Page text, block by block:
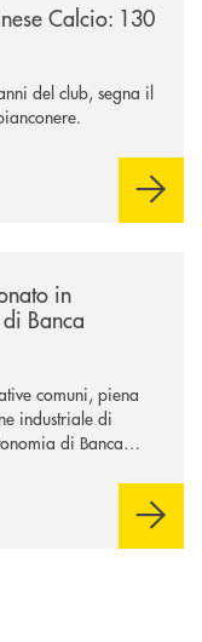
Calcio: 130
del club, segna il
in
Banca
comuni, piena
industriale di
di Banca
dell’operazione.